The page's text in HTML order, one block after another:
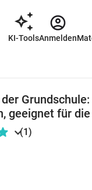
KI-ToolsAnmelden
geeignet für
(1)